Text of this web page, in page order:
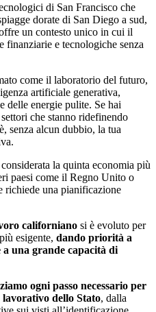
di San Francisco che
dorate di San Diego a sud,
un contesto unico in cui il
finanziarie e tecnologiche senza
come il laboratorio del futuro,
artificiale generativa,
delle energie pulite. Se hai
che stanno ridefinendo
senza alcun dubbio, la tua
la quinta economia più
paesi come il Regno Unito o
richiede una pianificazione
californiano si è evoluto per
esigente, dando priorità a
a una grande capacità di
ogni passo necessario per
lavorativo dello Stato, dalla